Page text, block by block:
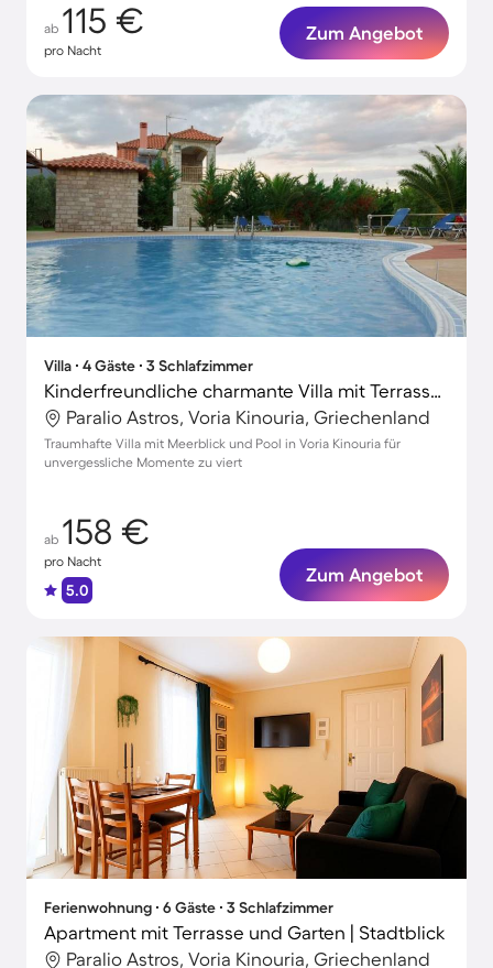
ab 115 €
pro Nacht
Zum Angebot
Villa ∙ 4 Gäste ∙ 3 Schlafzimmer
Kinderfreundliche charmante Villa mit Terrasse, Whirlpool und Garten | Meerblick | Perfekt für die Arbeit von Zuhause
Paralio Astros, Voria Kinouria, Griechenland
Traumhafte Villa mit Meerblick und Pool in Voria Kinouria für
unvergessliche Momente zu viert
ab 158 €
pro Nacht
5.0
Zum Angebot
Ferienwohnung ∙ 6 Gäste ∙ 3 Schlafzimmer
Apartment mit Terrasse und Garten | Stadtblick
Paralio Astros, Voria Kinouria, Griechenland